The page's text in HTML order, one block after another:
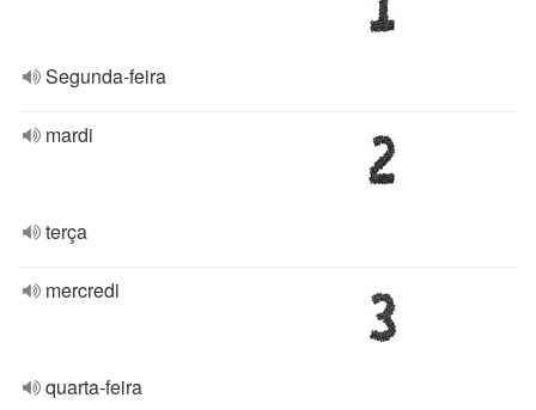
Segunda-feira
mardi
terça
mercredi
quarta-feira